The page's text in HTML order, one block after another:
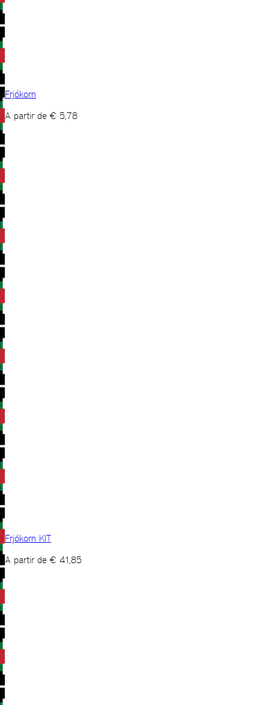
Frjókorn
A partir de € 5,78
Frjókorn KIT
A partir de € 41,85